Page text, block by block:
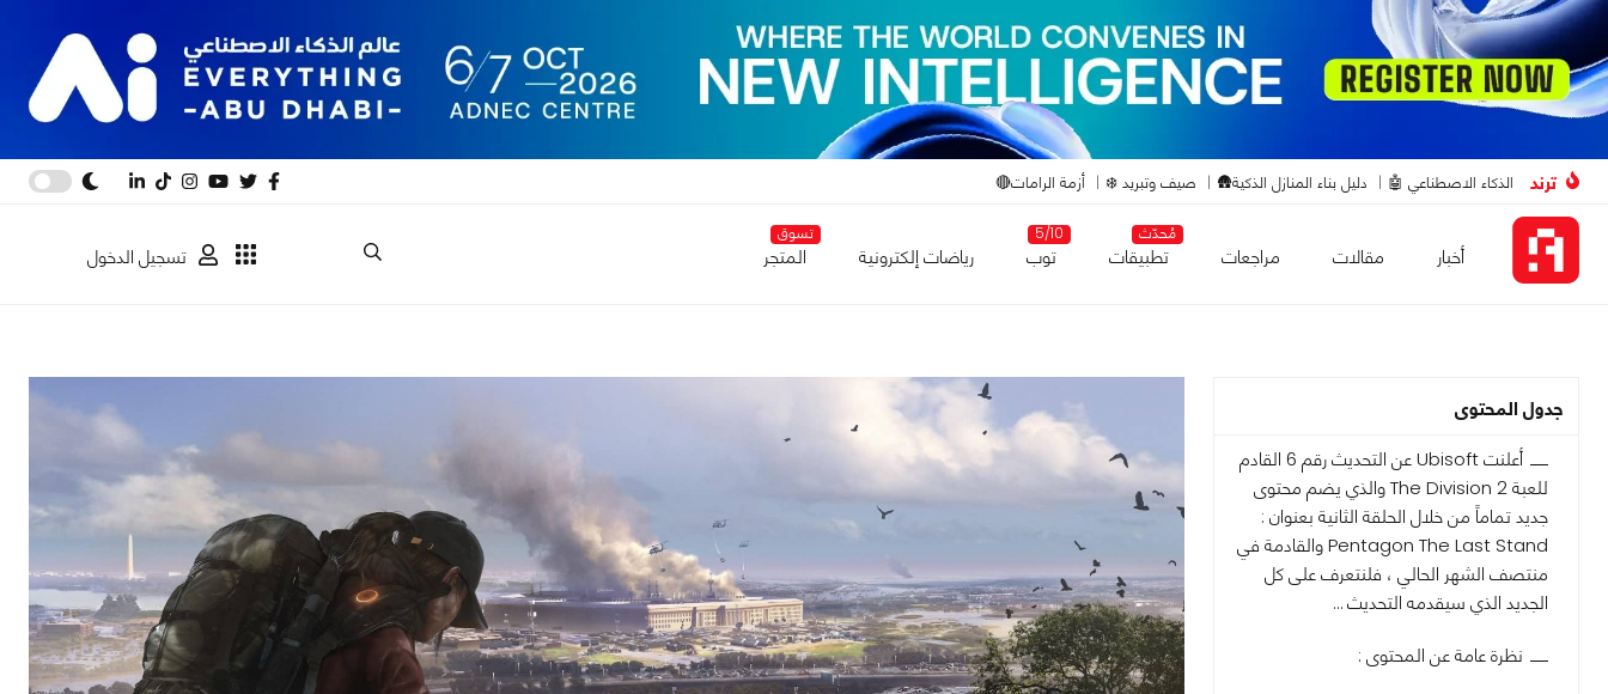
ترند الذكاء الاصطناعي 🤖 دليل بناء المنازل الذكية🛖 صيف وتبريد ❄️ أزمة الرامات🔴
أخبار مقالات مراجعات
مُحدّث
تطبيقات
5/10
توب رياضات إلكترونية
تسوق
المتجر تسجيل الدخول
جدول المحتوى
أعلنت Ubisoft عن التحديث رقم 6 القادم
للعبة The Division 2 والذي يضم محتوى
جديد تماماً من خلال الحلقة الثانية بعنوان :
Pentagon The Last Stand والقادمة في
منتصف الشهر الحالي ، فلنتعرف على كل
الجديد الذي سيقدمه التحديث …
نظرة عامة عن المحتوى :